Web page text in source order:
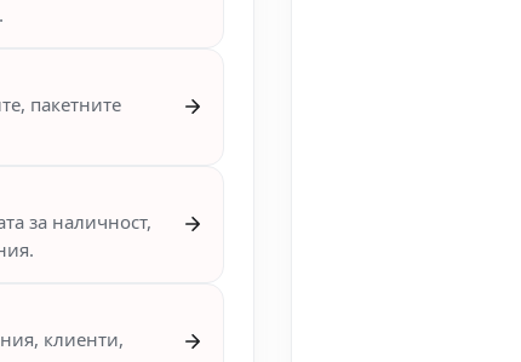
пакетните
за наличност,
клиенти,